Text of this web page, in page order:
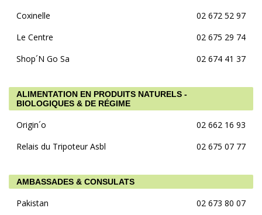
Coxinelle
02 672 52 97
Le Centre
02 675 29 74
Shop´N Go Sa
02 674 41 37
ALIMENTATION EN PRODUITS NATURELS -
BIOLOGIQUES & DE RÉGIME
Origin´o
02 662 16 93
Relais du Tripoteur Asbl
02 675 07 77
AMBASSADES & CONSULATS
Pakistan
02 673 80 07